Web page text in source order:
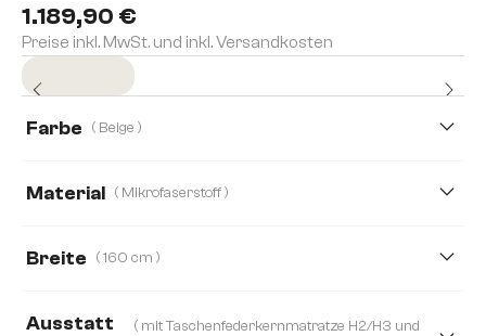
1.189,90 €
Preise inkl. MwSt. und inkl. Versandkosten
Farbe ( Beige )
Material ( Mikrofaserstoff )
Breite ( 160 cm )
Ausstatt
( mit Taschenfederkernmatratze H2/H3 und